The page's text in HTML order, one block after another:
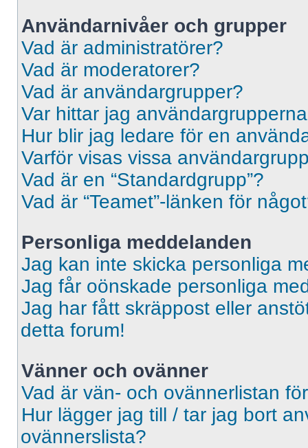
Användarnivåer och grupper
Vad är administratörer?
Vad är moderatorer?
Vad är användargrupper?
Var hittar jag
Hur blir jag ledare för en
Varför visas vissa
Vad är en “Standardgrupp”?
Vad är “Teamet”-länken för
Personliga meddelanden
Jag kan inte skicka personliga
Jag får oönskade personliga
Jag har fått skräppost eller
detta forum!
Vänner och ovänner
Vad är vän- och ovännerlistan
Hur lägger jag till / tar jag bort
ovännerslista?